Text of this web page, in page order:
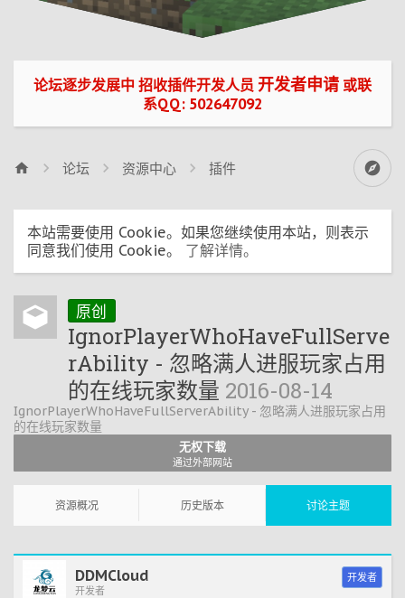
论坛逐步发展中 招收插件开发人员 开发者申请 或联
系QQ: 502647092
论坛 资源中心 插件
本站需要使用 Cookie。如果您继续使用本站，则表示
同意我们使用 Cookie。 了解详情。
无权下载
通过外部网站
原创
IgnorPlayerWhoHaveFullServe
rAbility - 忽略满人进服玩家占用
的在线玩家数量 2016-08-14
IgnorPlayerWhoHaveFullServerAbility - 忽略满人进服玩家占用
的在线玩家数量
资源概况 历史版本 讨论主题
DDMCloud
开发者
开发者